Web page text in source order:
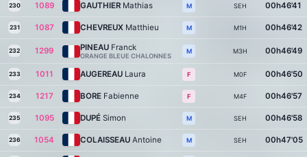
230 1089 GAUTHIER Mathias M SEH 00h46'41
231 1087 CHEVREUX Matthieu M M1H 00h46'42
232 1299 PINEAU Franck
ORANGE BLEUE CHALONNES
M M3H 00h46'49
233 1011 AUGEREAU Laura F M0F 00h46'50
234 1217 BORE Fabienne F M4F 00h46'57
235 1095 DUPÉ Simon M SEH 00h46'58
236 1054 COLAISSEAU Antoine M SEH 00h47'05